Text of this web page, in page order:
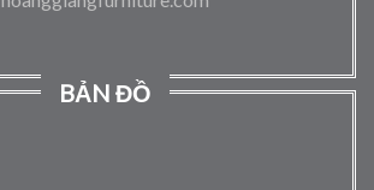
BẢN ĐỒ